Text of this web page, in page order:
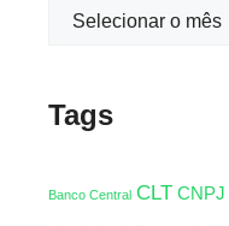
Tags
Banco Central CLT CNPJ